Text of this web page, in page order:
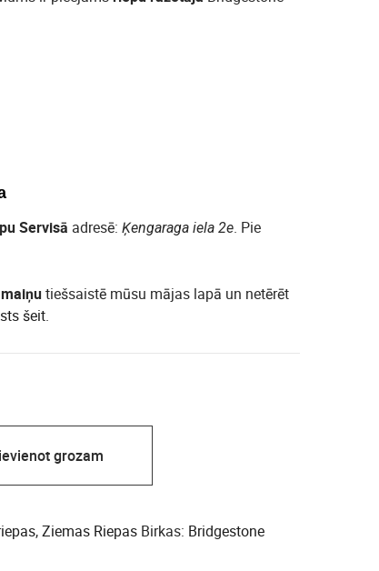
Servisā adresē: Ķengaraga iela 2e. Pie
tiešsaistē mūsu mājas lapā un netērēt
šeit.
grozam
,Ziemas Riepas Birkas: Bridgestone